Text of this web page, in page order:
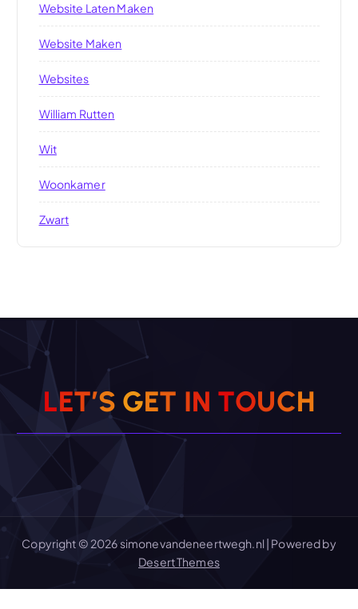
Website Laten Maken
Website Maken
Websites
William Rutten
Wit
Woonkamer
Zwart
LET’S GET IN TOUCH
Copyright © 2026 simonevandeneertwegh.nl | Powered by
Desert Themes